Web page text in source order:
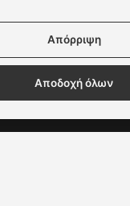
όλες τις
Απόρριψη
Αποδοχή όλων